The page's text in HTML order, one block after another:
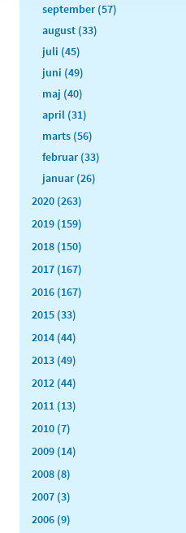
september (57)
august (33)
juli (45)
juni (49)
maj (40)
april (31)
marts (56)
februar (33)
januar (26)
2020 (263)
2019 (159)
2018 (150)
2017 (167)
2016 (167)
2015 (33)
2014 (44)
2013 (49)
2012 (44)
2011 (13)
2010 (7)
2009 (14)
2008 (8)
2007 (3)
2006 (9)